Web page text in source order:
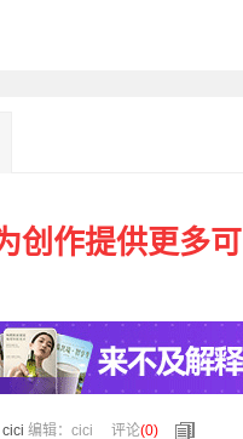
创作提供更多
cici 编辑：cici 评论(0)